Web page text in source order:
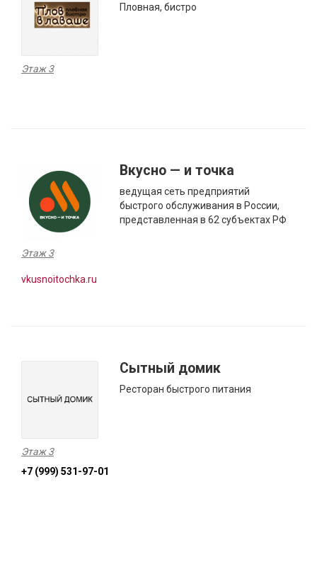
Пловная, бистро
Этаж 3
Вкусно — и точка
ведущая сеть предприятий
быстрого обслуживания в России,
представленная в 62 субъектах РФ
Этаж 3
vkusnoitochka.ru
Сытный домик
Ресторан быстрого питания
Этаж 3
+7 (999) 531-97-01